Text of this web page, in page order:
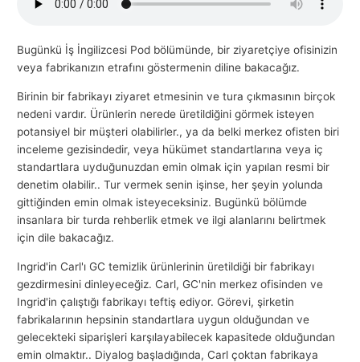
Bugünkü İş İngilizcesi Pod bölümünde, bir ziyaretçiye ofisinizin
veya fabrikanızın etrafını göstermenin diline bakacağız.
Birinin bir fabrikayı ziyaret etmesinin ve tura çıkmasının birçok
nedeni vardır. Ürünlerin nerede üretildiğini görmek isteyen
potansiyel bir müşteri olabilirler., ya da belki merkez ofisten biri
inceleme gezisindedir, veya hükümet standartlarına veya iç
standartlara uyduğunuzdan emin olmak için yapılan resmi bir
denetim olabilir.. Tur vermek senin işinse, her şeyin yolunda
gittiğinden emin olmak isteyeceksiniz. Bugünkü bölümde
insanlara bir turda rehberlik etmek ve ilgi alanlarını belirtmek
için dile bakacağız.
Ingrid'in Carl'ı GC temizlik ürünlerinin üretildiği bir fabrikayı
gezdirmesini dinleyeceğiz. Carl, GC'nin merkez ofisinden ve
Ingrid'in çalıştığı fabrikayı teftiş ediyor. Görevi, şirketin
fabrikalarının hepsinin standartlara uygun olduğundan ve
gelecekteki siparişleri karşılayabilecek kapasitede olduğundan
emin olmaktır.. Diyalog başladığında, Carl çoktan fabrikaya